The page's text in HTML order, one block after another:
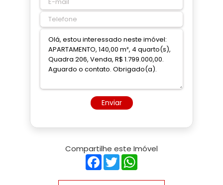
Enviar
Compartilhe este Imóvel
Facebook
Twitter